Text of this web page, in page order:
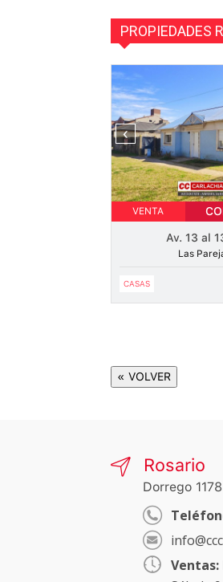
PROPIEDADES
‹
VENTA
Av. 13 al
Las
CASAS
« VOLVER
Rosario
Dorrego 1178
Ventas: